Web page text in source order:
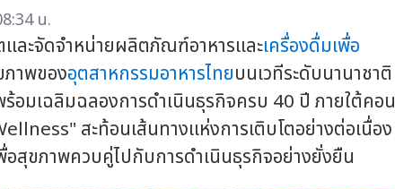
น.
ะจัดจำหน่ายผลิตภัณฑ์อาหารและเครื่องดื่มเพื่อ
าพของอุตสาหกรรมอาหารไทยบนเวทีระดับนานาชาติ
อมเฉลิมฉลองการดำเนินธุรกิจครบ 40 ปี ภายใต้คอน
สะท้อนเส้นทางแห่งการเติบโตอย่างต่อเนื่อง
สุขภาพควบคู่ไปกับการดำเนินธุรกิจอย่างยั่งยืน